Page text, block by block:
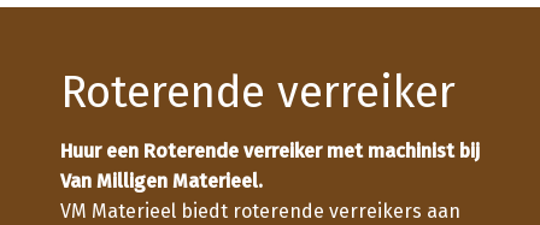
Roterende verreiker
Huur een Roterende verreiker met machinist bij
Van Milligen Materieel.
VM Materieel biedt roterende verreikers aan